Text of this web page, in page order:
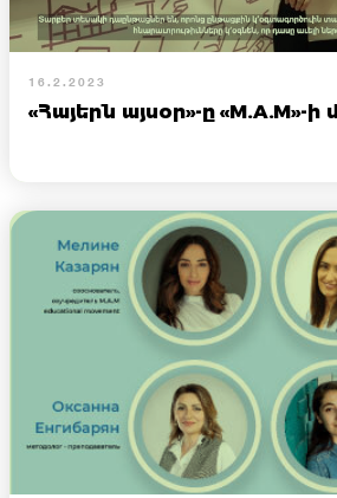
16.2.2023
«Հայերն այսօր»-ը «M.A.M»-ի